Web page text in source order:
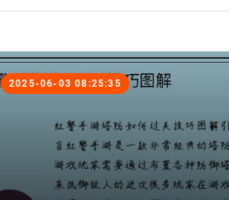
2025-06-03 08:25:35